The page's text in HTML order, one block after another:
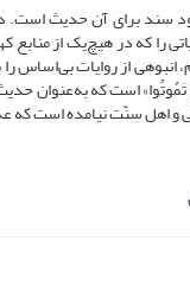
به پیامبر2 مستلزم وجود سند
را که در هیچ‌یک از
است که به‌عنوان
و اهل سنّت نیامده است